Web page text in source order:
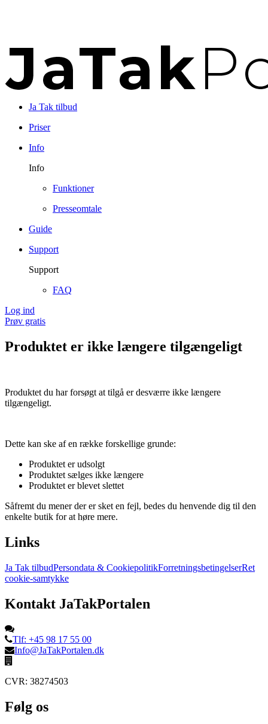
Ja Tak tilbud
Priser
Info
Info
Funktioner
Presseomtale
Guide
Support
Support
FAQ
Log ind
Prøv gratis
Produktet er ikke længere tilgængeligt
Produktet du har forsøgt at tilgå er desværre ikke længere
tilgængeligt.
Dette kan ske af en række forskellige grunde:
Produktet er udsolgt
Produktet sælges ikke længere
Produktet er blevet slettet
Såfremt du mener der er sket en fejl, bedes du henvende dig til den
enkelte butik for at høre mere.
Links
Ja Tak tilbudPersondata & CookiepolitikForretningsbetingelserRet
cookie-samtykke
Kontakt JaTakPortalen
Tlf: +45 98 17 55 00
Info@JaTakPortalen.dk
CVR: 38274503
Følg os